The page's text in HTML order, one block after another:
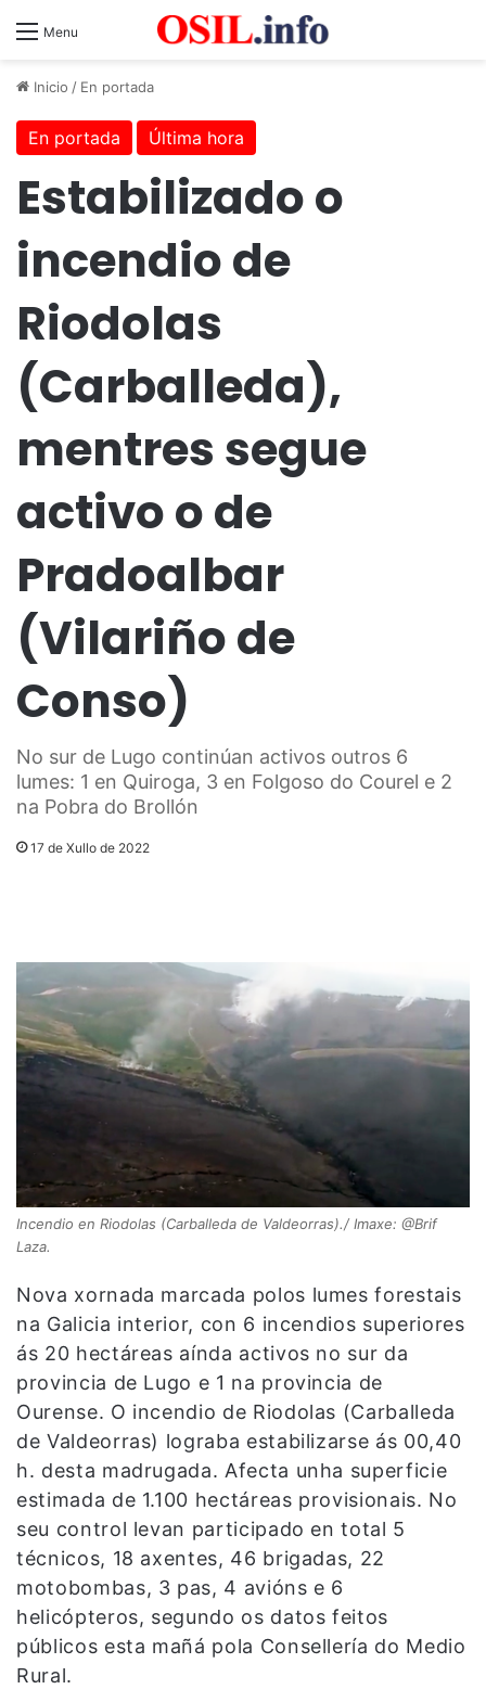
Menu
Inicio / En portada
En portada Última hora
Estabilizado o
incendio de
Riodolas
(Carballeda),
mentres segue
activo o de
Pradoalbar
(Vilariño de
Conso)
No sur de Lugo continúan activos outros 6
lumes: 1 en Quiroga, 3 en Folgoso do Courel e 2
na Pobra do Brollón
17 de Xullo de 2022
Incendio en Riodolas (Carballeda de Valdeorras)./ Imaxe: @Brif
Laza.
Nova xornada marcada polos lumes forestais
na Galicia interior, con 6 incendios superiores
ás 20 hectáreas aínda activos no sur da
provincia de Lugo e 1 na provincia de
Ourense. O incendio de Riodolas (Carballeda
de Valdeorras) lograba estabilizarse ás 00,40
h. desta madrugada. Afecta unha superficie
estimada de 1.100 hectáreas provisionais. No
seu control levan participado en total 5
técnicos, 18 axentes, 46 brigadas, 22
motobombas, 3 pas, 4 avións e 6
helicópteros, segundo os datos feitos
públicos esta mañá pola Consellería do Medio
Rural.